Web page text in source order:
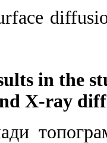
in the
X-ray